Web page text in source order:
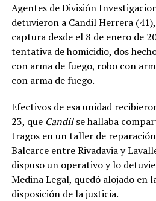
Agentes de División
detuvieron a Candil Herrera
captura desde el 8 de enero de
tentativa de homicidio, dos
con arma de fuego, robo con
con arma de fuego.
Efectivos de esa unidad
23, que Candilse hallaba
tragos en un taller de
Balcarce entre Rivadavia y
dispuso un operativo y lo
Medina Legal, quedó alojado en
disposición de la justicia.